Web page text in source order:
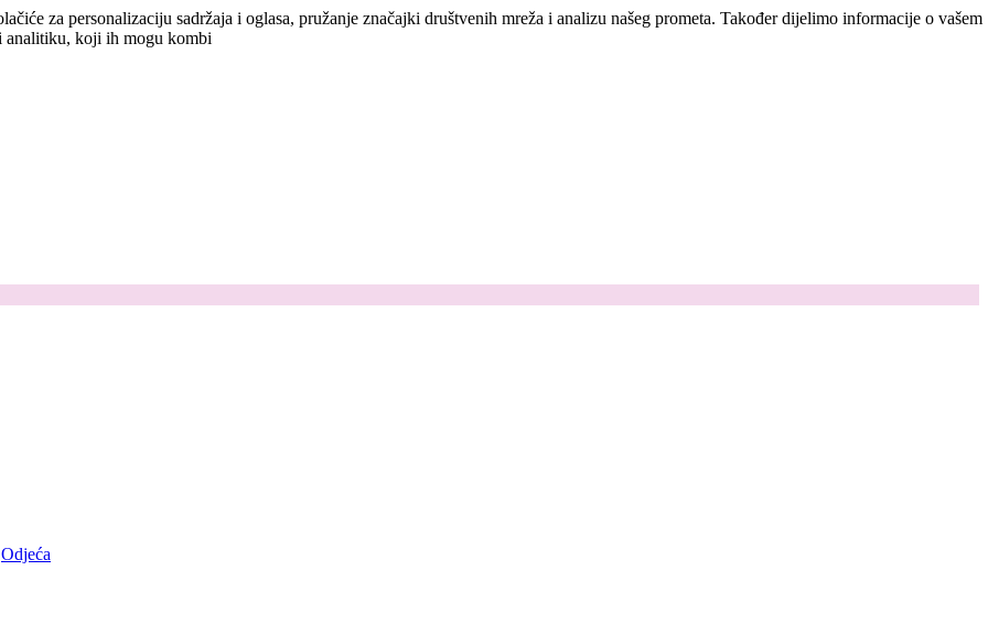
za personalizaciju sadržaja i oglasa, pružanje značajki društvenih mreža i analizu našeg prometa. Također dijelimo informacije o vašem
analitiku, koji ih mogu kombi
Odjeća